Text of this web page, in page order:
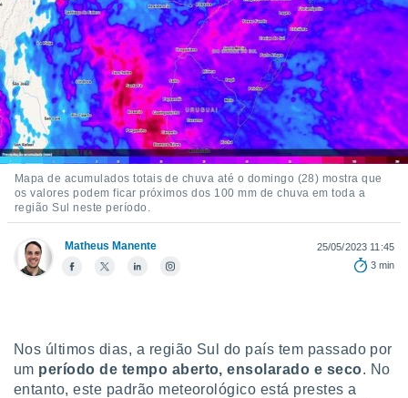
a nossa
de alta
botão
ao
a
todos os
ou
o
no
e
com
ACEITAR
E
CONTINUAR
CONFIGURAÇÕES
Mapa de acumulados totais de chuva até o domingo (28) mostra que
os valores podem ficar próximos dos 100 mm de chuva em toda a
região Sul neste período.
Matheus Manente
25/05/2023 11:45
3 min
Nos últimos dias, a região Sul do país tem passado por
um período de tempo aberto, ensolarado e seco. No
entanto, este padrão meteorológico está prestes a